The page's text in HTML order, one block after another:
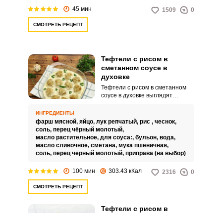
раскрывая незабываемый вкус
45 мин 1509 0
СМОТРЕТЬ РЕЦЕПТ
Тефтели с рисом в
сметанном соусе в
духовке
Тефтели с рисом в сметанном
соусе в духовке выглядят
подают самостоятельно в
сочетании с хлебобулочными
изделиями или дополнив,
например, картофельным пюре,
крупами или любимыми
ИНГРЕДИЕНТЫ
фарш мясной, яйцо, лук репчатый, рис , чеснок,
соль, перец чёрный молотый,
масло растительное, для соуса:, бульон, вода,
масло сливочное, сметана, мука пшеничная,
соль, перец чёрный молотый, приправа (на выбор)
100 мин 303.43 кКал 2316 0
СМОТРЕТЬ РЕЦЕПТ
Тефтели с рисом в